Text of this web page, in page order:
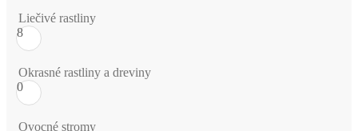
Liečivé rastliny
8
Okrasné rastliny a dreviny
0
Ovocné stromy